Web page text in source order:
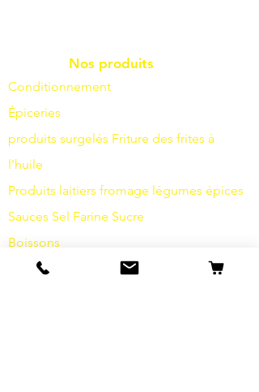
Nos produits
Conditionnement
Épiceries
produits surgelés Friture des frites à
l'huile
Produits laitiers fromage légumes épices
Sauces Sel Farine Sucre
Boissons
Articles d'hygiène